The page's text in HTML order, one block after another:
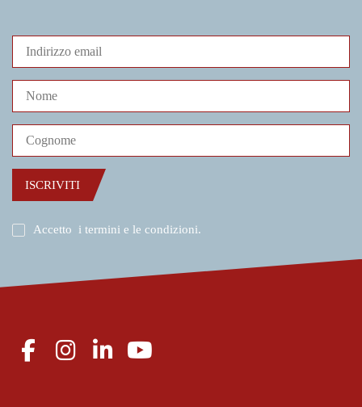
ISCRIVITI
Accetto i termini e le condizioni.